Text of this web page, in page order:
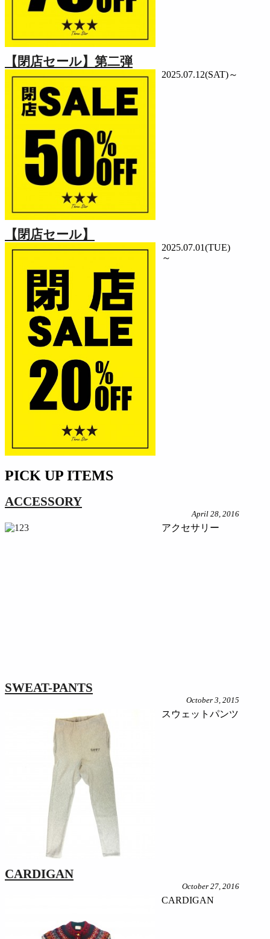
【閉店セール】第二弾
2025.07.12(SAT)～
【閉店セール】
2025.07.01(TUE)
～
PICK UP ITEMS
ACCESSORY
April 28, 2016
アクセサリー
SWEAT-PANTS
October 3, 2015
スウェットパンツ
CARDIGAN
October 27, 2016
CARDIGAN